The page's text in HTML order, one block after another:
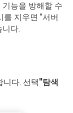
능을 방해할 수
를 지우면 "서버
다.
니다. 선택"탐색